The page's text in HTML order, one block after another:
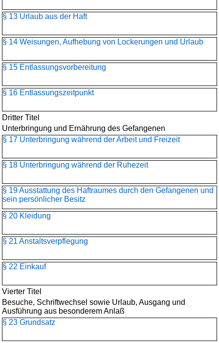
§ 13 Urlaub aus der Haft
§ 14 Weisungen, Aufhebung von Lockerungen und Urlaub
§ 15 Entlassungsvorbereitung
§ 16 Entlassungszeitpunkt
Dritter Titel
Unterbringung und Ernährung des Gefangenen
§ 17 Unterbringung während der Arbeit und Freizeit
§ 18 Unterbringung während der Ruhezeit
§ 19 Ausstattung des Haftraumes durch den Gefangenen und
sein persönlicher Besitz
§ 20 Kleidung
§ 21 Anstaltsverpflegung
§ 22 Einkauf
Vierter Titel
Besuche, Schriftwechsel sowie Urlaub, Ausgang und
Ausführung aus besonderem Anlaß
§ 23 Grundsatz